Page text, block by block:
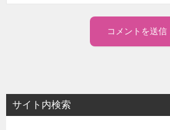
サイト内検索